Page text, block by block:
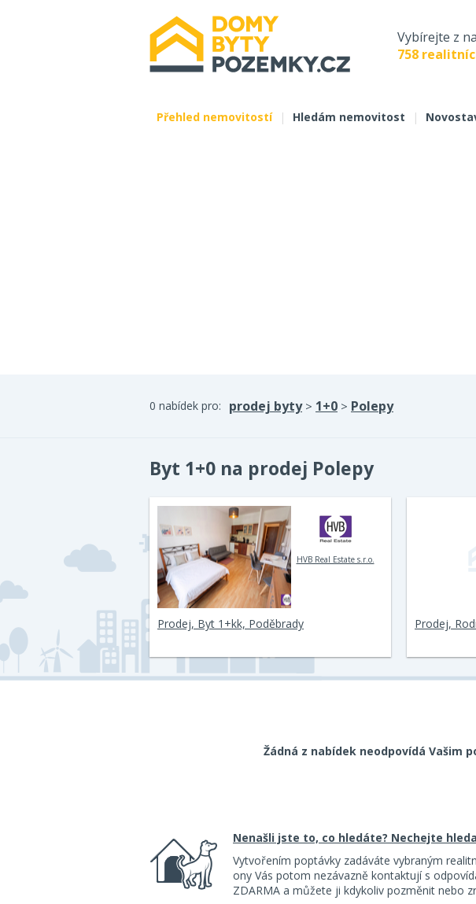
Vybírejte z
758
Přehled nemovitostí | Hledám nemovitost |
0 nabídek pro: prodej byty> 1+0 > Polepy
Byt 1+0 na prodej Polepy
HVB Real Estate s.r.o.
Prodej, Byt 1+kk, Poděbrady Prodej,
Žádná z nabídek neodpovídá Vašim
Nenašli jste to, co hledáte? Nechejte
Vytvořením poptávky zadáváte vybraným
ony Vás potom nezávazně kontaktují s
ZDARMA a můžete ji kdykoliv pozměnit nebo